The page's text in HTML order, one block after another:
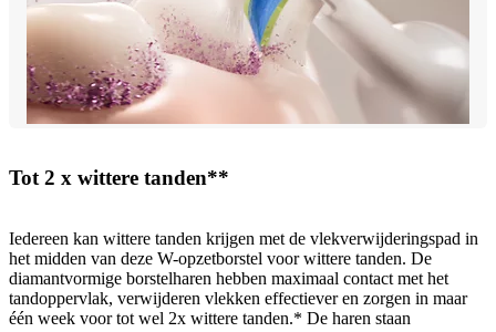
Tot 2 x wittere tanden**
Iedereen kan wittere tanden krijgen met de vlekverwijderingspad in
het midden van deze W-opzetborstel voor wittere tanden. De
diamantvormige borstelharen hebben maximaal contact met het
tandoppervlak, verwijderen vlekken effectiever en zorgen in maar
één week voor tot wel 2x wittere tanden.* De haren staan